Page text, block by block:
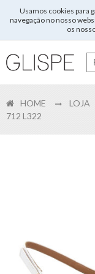
Usamos cookies para
navegação no nosso
os
HOME LOJA
712 L322